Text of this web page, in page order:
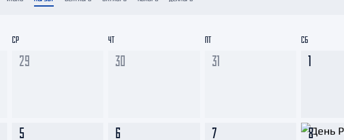
Салават Юлаев
29 30 31 1
5 6 7 8
СР ЧТ ПТ СБ